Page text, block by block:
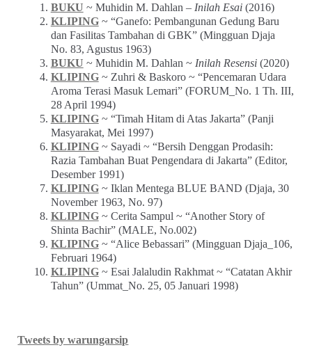
BUKU ~ Muhidin M. Dahlan – Inilah Esai(2016)
KLIPING~ “Ganefo: Pembangunan Gedung Baru
dan Fasilitas Tambahan di GBK” (Mingguan Djaja
No. 83, Agustus 1963)
BUKU ~ Muhidin M. Dahlan ~ Inilah Resensi(2020)
KLIPING~ Zuhri & Baskoro ~ “Pencemaran Udara
Aroma Terasi Masuk Lemari” (FORUM_No. 1 Th. III,
28 April 1994)
KLIPING~ “Timah Hitam di Atas Jakarta” (Panji
Masyarakat, Mei 1997)
KLIPING~ Sayadi ~ “Bersih Denggan Prodasih:
Razia Tambahan Buat Pengendara di Jakarta” (Editor,
Desember 1991)
KLIPING~ Iklan Mentega BLUE BAND (Djaja, 30
November 1963, No. 97)
KLIPING~ Cerita Sampul ~ “Another Story of
Shinta Bachir” (MALE, No.002)
KLIPING~ “Alice Bebassari” (Mingguan Djaja_106,
Februari 1964)
KLIPING~ Esai Jalaludin Rakhmat ~ “Catatan Akhir
Tahun” (Ummat_No. 25, 05 Januari 1998)
Tweets by warungarsip